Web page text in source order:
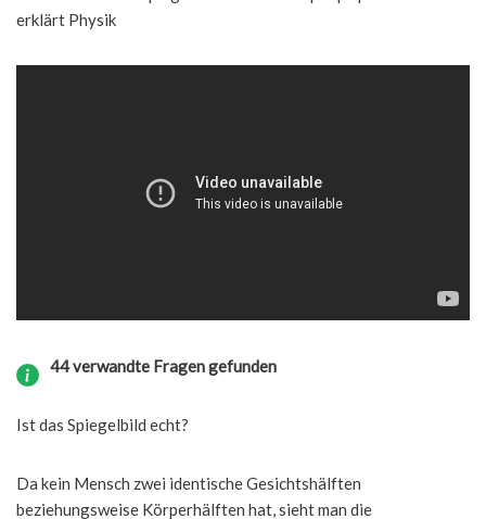
erklärt Physik
44 verwandte Fragen gefunden
Ist das Spiegelbild echt?
Da kein Mensch zwei identische Gesichtshälften
beziehungsweise Körperhälften hat, sieht man die